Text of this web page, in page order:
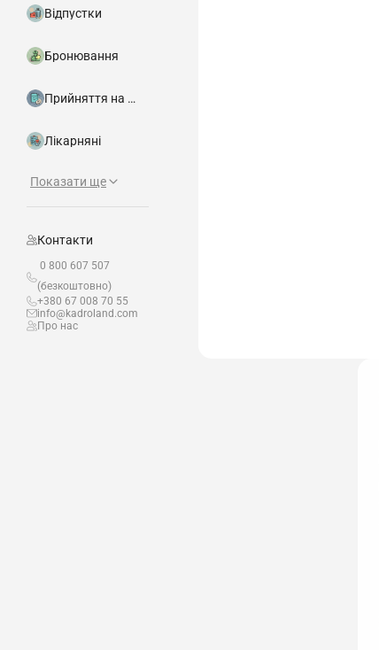
Відпустки
Бронювання
Прийняття на роботу
Лікарняні
Показати ще
Контакти
0 800 607 507
(безкоштовно)
+380 67 008 70 55
info@kadroland.com
Про нас